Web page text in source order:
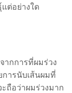
ต่อย่างใด
ากการที่ผมร่วง
การนับเส้นผมที่
ะถือว่าผมร่วงมาก